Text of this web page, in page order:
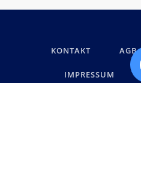
KONTAKT AGB
IMPRESSUM